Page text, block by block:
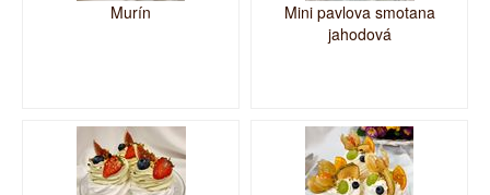
Murín
Mini pavlova smotana
jahodová